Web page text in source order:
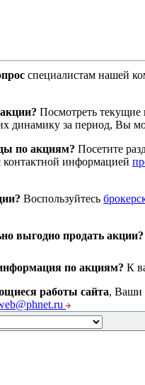
специалистам нашей
Посмотреть текущие
динамику за период, Вы
по акциям? Посетите
контактной информацией
Воспользуйтесь
выгодно продать акции?
по акциям? К
работы сайта, Ваши